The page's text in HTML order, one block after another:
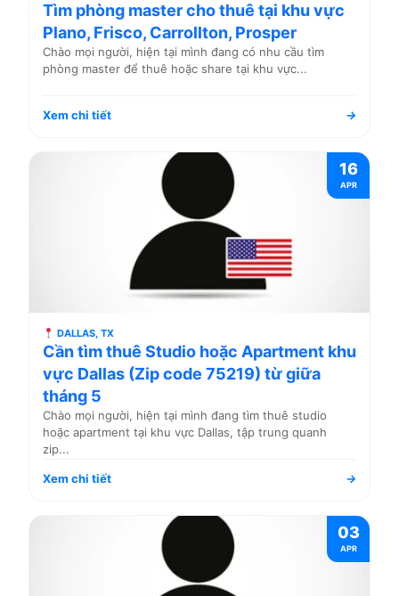
Tìm phòng master cho thuê tại khu vực
Plano, Frisco, Carrollton, Prosper
Chào mọi người, hiện tại mình đang có nhu cầu tìm
phòng master để thuê hoặc share tại khu vực...
Xem chi tiết →
16
APR
DALLAS, TX
Cần tìm thuê Studio hoặc Apartment khu
vực Dallas (Zip code 75219) từ giữa
tháng 5
Chào mọi người, hiện tại mình đang tìm thuê studio
hoặc apartment tại khu vực Dallas, tập trung quanh
zip...
Xem chi tiết →
03
APR